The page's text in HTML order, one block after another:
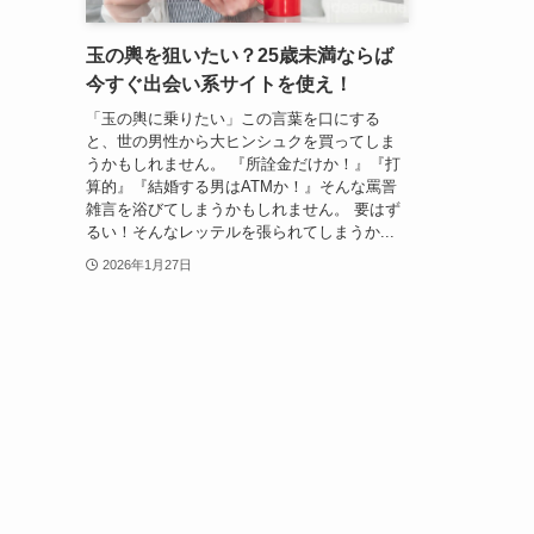
玉の輿を狙いたい？25歳未満ならば
今すぐ出会い系サイトを使え！
「玉の輿に乗りたい」この言葉を口にする
と、世の男性から大ヒンシュクを買ってしま
うかもしれません。 『所詮金だけか！』『打
算的』『結婚する男はATMか！』そんな罵詈
雑言を浴びてしまうかもしれません。 要はず
るい！そんなレッテルを張られてしまうか...
2026年1月27日